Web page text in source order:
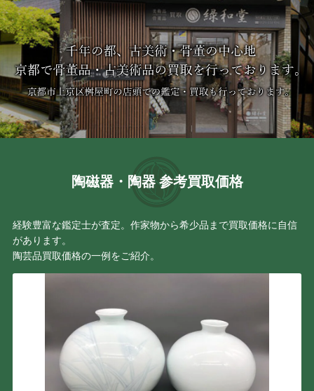
陶磁器・陶器 参考買取価格
経験豊富な鑑定士が査定。作家物から希少品まで買取価格に自信
があります。
陶芸品買取価格の一例をご紹介。